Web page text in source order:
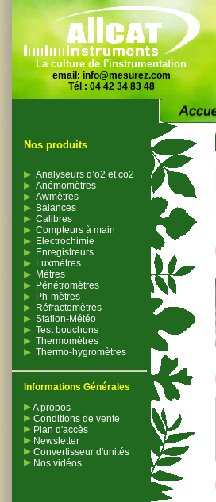
La culture de l'instrumentation
email: info@mesurez.com
Tél : 04 42 34 83 48
Nos produits
Analyseurs d’o2 et co2
Anémomètres
Awmètres
Balances
Calibres
Compteurs à main
Electrochimie
Enregistreurs
Luxmètres
Mètres
Pénétromètres
Ph-mètres
Réfractomètres
Station-Météo
Test bouchons
Thermomètres
Thermo-hygromètres
Informations Générales
A propos
Conditions de vente
Plan d'accès
Newsletter
Convertisseur d'unités
Nos vidéos